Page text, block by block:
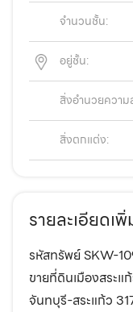
จำนวนชั้น:
อยู่ชั้น:
สิ่งอำนวยความ
สิ่งตกแต่ง:
รายละเอียดเ
รหัสทรัพย์ SKW-
ขายที่ดินเมืองสระ
จันทบุรี-สระแก้ว